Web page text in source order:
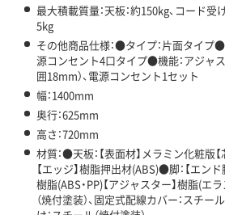
最大積載質量：天板：約150kg、コード受
5kg
その他商品仕様：●タイプ：片面タイプ●
源コンセント4口タイプ●機能：アジャ
囲18mm）、電源コンセント1セット
幅：1400mm
奥行：625mm
高さ：720mm
材質：●天板：【表面材】メラミン化粧版
【エッジ】樹脂押出材(ABS)●脚：【エンド
樹脂(ABS・PP)【アジャスター】樹脂(エ
（焼付塗装）、固定式配線カバー：スチー